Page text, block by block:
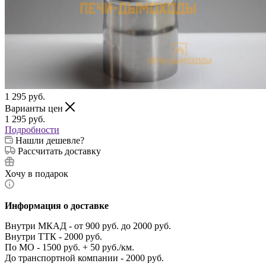
1 295 руб.
Варианты цен
1 295 руб.
Подробности
Нашли дешевле?
Рассчитать доставку
Хочу в подарок
Информация о доставке
Внутри МКАД - от 900 руб. до 2000 руб.
Внутри ТТК - 2000 руб.
По МО - 1500 руб. + 50 руб./км.
До транспортной компании - 2000 руб.